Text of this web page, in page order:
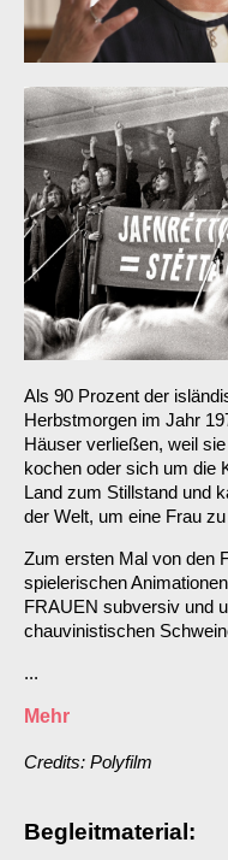
Als 90 Prozent der
Herbstmorgen im Jahr
Häuser verließen, weil
kochen oder sich um die
Land zum Stillstand und
der Welt, um eine Frau zu
Zum ersten Mal von den
spielerischen
FRAUEN subversiv und
chauvinistischen
...
Mehr
Credits: Polyfilm
Begleitmaterial: